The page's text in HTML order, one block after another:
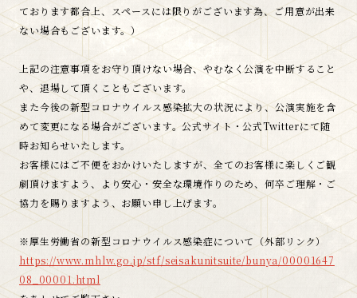
ております都合上、スペースには限りがございます為、ご用意が出来
ない場合もございます。）
上記の注意事項をお守り頂けない場合、やむなく公演を中断すること
や、退場して頂くこともございます。
また今後の新型コロナウイルス感染拡大の状況により、公演実施を含
めて変更になる場合がございます。公式サイト・公式Twitterにて随
時お知らせいたします。
お客様にはご不便をおかけいたしますが、全てのお客様に楽しくご観
劇頂けますよう、より安心・安全な環境作りのため、何卒ご理解・ご
協力を賜りますよう、お願い申し上げます。
※厚生労働省の新型コロナウイルス感染症について（外部リンク）
https://www.mhlw.go.jp/stf/seisakunitsuite/bunya/00001647
08_00001.html